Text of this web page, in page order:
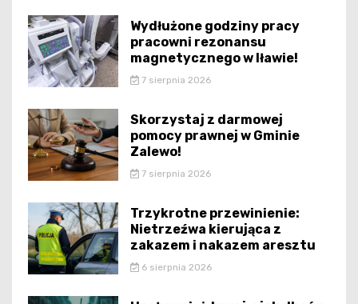
Wydłużone godziny pracy
pracowni rezonansu
magnetycznego w Iławie!
7 sierpnia 2026
Skorzystaj z darmowej
pomocy prawnej w Gminie
Zalewo!
7 sierpnia 2026
Trzykrotne przewinienie:
Nietrzeźwa kierująca z
zakazem i nakazem aresztu
6 sierpnia 2026